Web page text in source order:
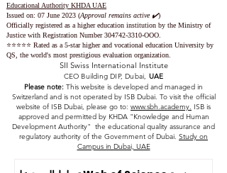
Educational Authority KHDA UAE
Issued on: 07 June 2023 (Approval remains active ✔️)
Officially registered as a higher education institution by the Ministry of
Justice with Registration Number304742-3310-OOO.
⭐️⭐️⭐️⭐️⭐️ Rated as a 5-star higher and vocational education University by
QS, the world's most prestigious evaluation organization.
SII Swiss International Institute
CEO Building DIP, Dubai, UAE
Please note: This website is developed and managed in
Switzerland and is not operated by ISB Dubai. To visit the official
website of ISB Dubai, please go to: www.sbh.academy. ISB is
approved and permitted by KHDA "Knowledge and Human
Development Authority" the educational quality assurance and
regulatory authority of the Government of Dubai. Study on
Campus in Dubai, UAE